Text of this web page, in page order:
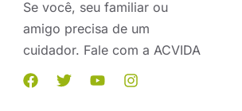
Se você, seu familiar ou
amigo precisa de um
cuidador. Fale com a ACVIDA